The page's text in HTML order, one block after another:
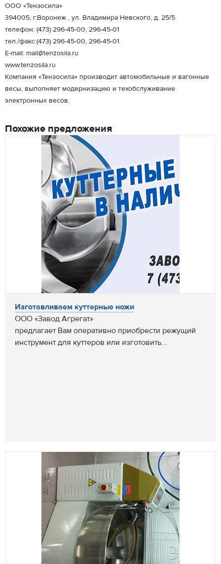
ООО «Тензосила»
394005, г.Воронеж , ул. Владимира Невского, д. 25/5
телефон: (473) 296-45-00, 296-45-01
тел./факс:(473) 296-45-00, 296-45-01
Е-mail: mail@tenzosila.ru
www.tenzosila.ru
Компания «Тензосила» производит автомобильные и вагонные
весы, выполняет модернизацию и техобслуживание
электронных весов.
Похожие предложения
Изготавливаем куттерные ножи
ООО «Завод Агрегат»
предлагает Вам оперативно приобрести режущий
инструмент для куттеров или изготовить...